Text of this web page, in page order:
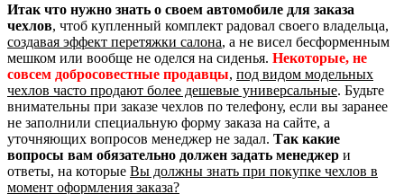
Итак что нужно знать о своем автомобиле для заказа
чехлов, чтоб купленный комплект радовал своего владельца,
создавая эффект перетяжки салона, а не висел бесформенным
мешком или вообще не оделся на сиденья. Некоторые, не
совсем добросовестные продавцы, под видом модельных
чехлов часто продают более дешевые универсальные. Будьте
внимательны при заказе чехлов по телефону, если вы заранее
не заполнили специальную форму заказа на сайте, а
уточняющих вопросов менеджер не задал. Так какие
вопросы вам обязательно должен задать менеджер и
ответы, на которые Вы должны знать при покупке чехлов в
момент оформления заказа?